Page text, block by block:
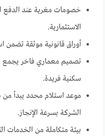
خصومات مغرية عند الدفع
الاستثمارية.
أوراق قانونية موثقة تضمن
تصميم معماري فاخر يجمع
سكنية فريدة.
الشركة بسرعة الإنجاز.
بيئة متكاملة من الخدمات